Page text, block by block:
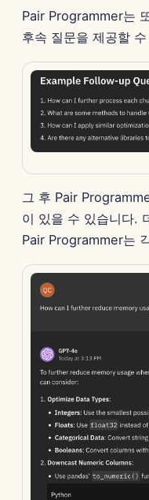
Pair Programmer는
후속 질문을 제공할
그 후 Pair
이 있을 수 있습니다.
Pair Programmer는